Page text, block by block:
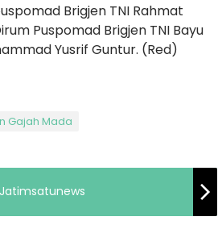
Brigjen TNI Rahmat
Puspomad Brigjen TNI Bayu
Yusrif Guntur. (Red)
Gajah Mada